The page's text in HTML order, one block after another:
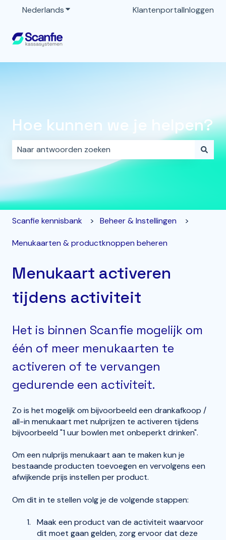
NederlandsSubmenu tonen voor vertalingen
KlantenportalInloggen
Hoe kunnen we je helpen?
Er zijn geen suggesties want het zoekveld is leeg.
Scanfie kennisbank Beheer & Instellingen
Menukaarten & productknoppen beheren
Menukaart activeren
tijdens activiteit
Het is binnen Scanfie mogelijk om
één of meer menukaarten te
activeren of te vervangen
gedurende een activiteit.
Zo is het mogelijk om bijvoorbeeld een drankafkoop /
all-in menukaart met nulprijzen te activeren tijdens
bijvoorbeeld "1 uur bowlen met onbeperkt drinken".
Om een nulprijs menukaart aan te maken kun je
bestaande producten toevoegen en vervolgens een
afwijkende prijs instellen per product.
Om dit in te stellen volg je de volgende stappen:
Maak een product van de activiteit waarvoor
dit moet gaan gelden, zorg ervoor dat deze